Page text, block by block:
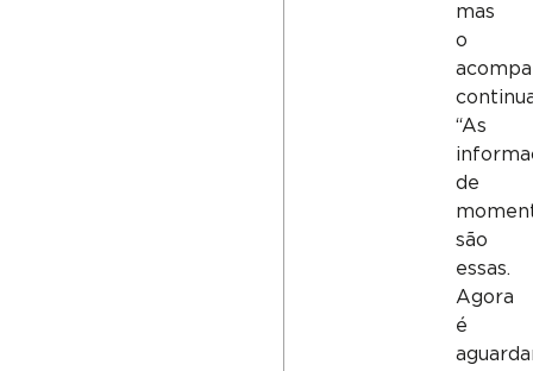
mas
o
“As
de
são
essas.
Agora
é